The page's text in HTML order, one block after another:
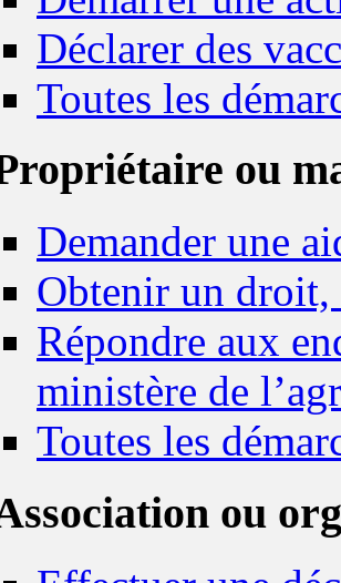
Déclarer des
Toutes les
ou
Demander une
Obtenir un droit,
Répondre aux
ministère de
Toutes les
ou